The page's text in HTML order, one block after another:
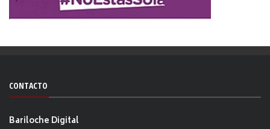
CONTACTO
Bariloche Digital